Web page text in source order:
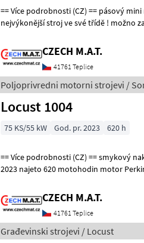
== Více podrobnosti (CZ) == pásový mini nakladač Takeuchi TL12 V2
nejvýkonější stroj ve své třídě ! možno zapojit
CZECH M.A.T.
41761 Teplice
Poljoprivredni motorni strojevi /
Locust 1004
75 KS/55 kW God. pr. 2023 620 h
== Více podrobnosti (CZ) == smykový nakladač WAY Locust 1004 rok
2023 najeto 620 motohodin motor Perkins / 55.4kW
CZECH M.A.T.
41761 Teplice
Građevinski strojevi / Locust